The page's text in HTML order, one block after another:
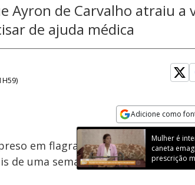
Ayron de Carvalho atraiu a
de ajuda médica
)
Adicione como
Opens in new
Velocidade
em flagrante noRio de Janeiro
de uma semana. O caso ocorreu na